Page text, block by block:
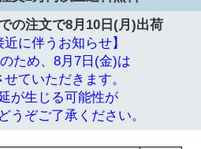
の注文で8月10日(月)出荷
近に伴うお知らせ】
ため、8月7日(金)は
ていただきます。
が生じる可能性が
うぞご了承ください。